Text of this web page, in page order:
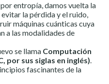
entropía, damos vuelta la
la pérdida y el ruido,
máquinas cuánticas cuya
a las modalidades de
se llama Computación
por sus siglas en inglés).
fascinantes de la